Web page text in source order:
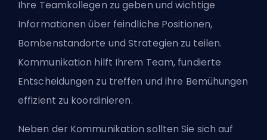
Ihre Teamkollegen zu geben und wichtige
Informationen über feindliche Positionen,
Bombenstandorte und Strategien zu teilen.
Kommunikation hilft Ihrem Team, fundierte
Entscheidungen zu treffen und ihre Bemühungen
effizient zu koordinieren.
Neben der Kommunikation sollten Sie sich auf